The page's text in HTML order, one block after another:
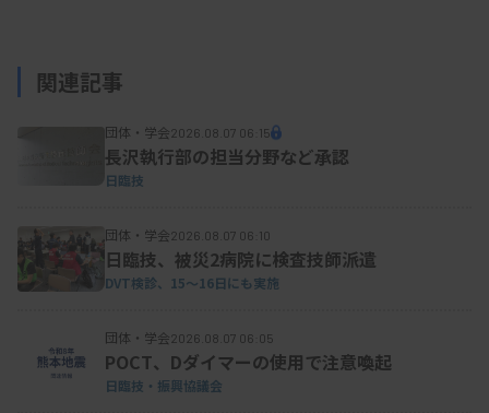
出し図を5択から選ぶ問題で、正解率は99.9％と高
かった。吉田氏は「タスクシフト・シェアを意識し
た業務は、今後病理検査技師に求められる技術の一
つ」とし、来年度もトライアル問題として出題を続
関連記事
団体・学会2026.08.07 06:15
長沢執行部の担当分野など承認
日臨技
団体・学会2026.08.07 06:10
日臨技、被災2病院に検査技師派遣
DVT検診、15～16日にも実施
団体・学会2026.08.07 06:05
POCT、Dダイマーの使用で注意喚起
日臨技・振興協議会